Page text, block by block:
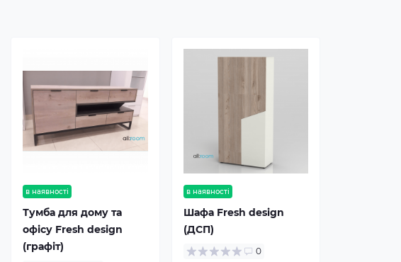
в наявності
Тумба для дому та
офісу Fresh design
(графіт)
в наявності
Шафа Fresh design
(ДСП)
0